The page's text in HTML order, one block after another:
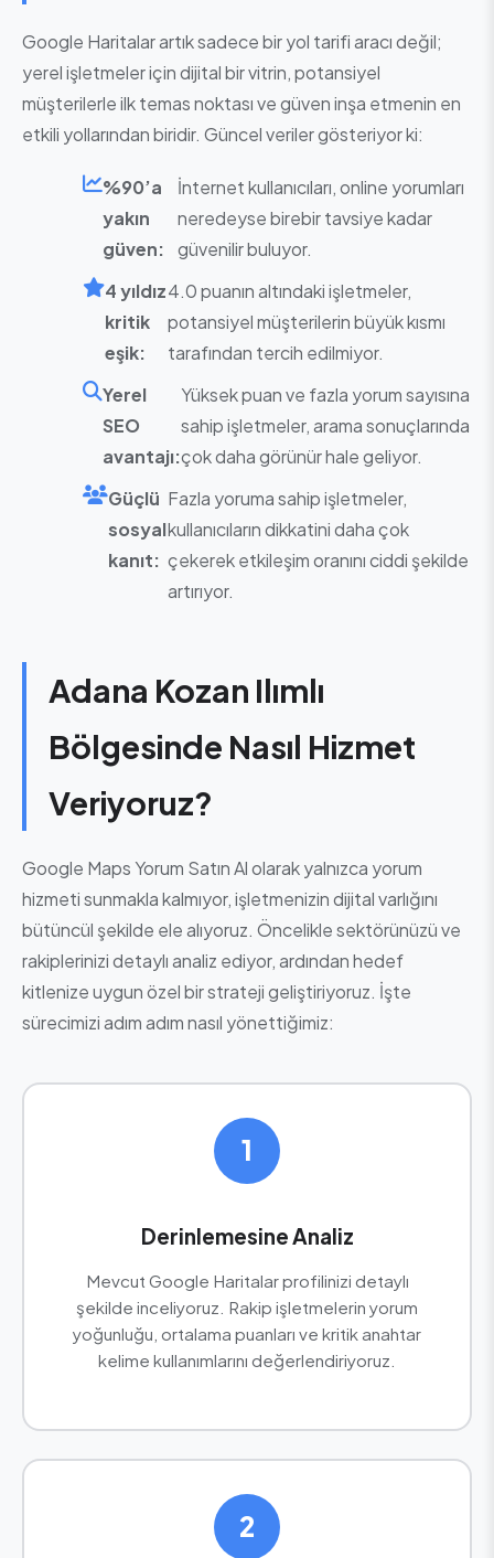
Google Haritalar artık sadece bir yol tarifi aracı değil;
yerel işletmeler için dijital bir vitrin, potansiyel
müşterilerle ilk temas noktası ve güven inşa etmenin en
etkili yollarından biridir. Güncel veriler gösteriyor ki:
%90’a
yakın
güven:
İnternet kullanıcıları, online yorumları
neredeyse birebir tavsiye kadar
güvenilir buluyor.
4 yıldız
kritik
eşik:
4.0 puanın altındaki işletmeler,
potansiyel müşterilerin büyük kısmı
tarafından tercih edilmiyor.
Yerel
SEO
avantajı:
Yüksek puan ve fazla yorum sayısına
sahip işletmeler, arama sonuçlarında
çok daha görünür hale geliyor.
Güçlü
sosyal
kanıt:
Fazla yoruma sahip işletmeler,
kullanıcıların dikkatini daha çok
çekerek etkileşim oranını ciddi şekilde
artırıyor.
Adana Kozan Ilımlı
Bölgesinde Nasıl Hizmet
Veriyoruz?
Google Maps Yorum Satın Al olarak yalnızca yorum
hizmeti sunmakla kalmıyor, işletmenizin dijital varlığını
bütüncül şekilde ele alıyoruz. Öncelikle sektörünüzü ve
rakiplerinizi detaylı analiz ediyor, ardından hedef
kitlenize uygun özel bir strateji geliştiriyoruz. İşte
sürecimizi adım adım nasıl yönettiğimiz:
1
Derinlemesine Analiz
Mevcut Google Haritalar profilinizi detaylı
şekilde inceliyoruz. Rakip işletmelerin yorum
yoğunluğu, ortalama puanları ve kritik anahtar
kelime kullanımlarını değerlendiriyoruz.
2